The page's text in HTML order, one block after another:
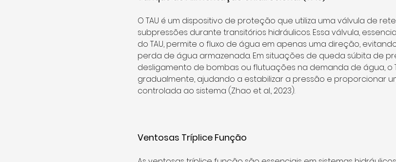
O TAU é um dispositivo de proteção que utiliza uma válvula de
subpressões durante transitórios hidráulicos. Essa válvula,
do TAU, permite o fluxo de água em apenas uma direção,
perda de água armazenada. Em situações de queda súbita de
desligamento de bombas ou flutuações na demanda de água, o
gradualmente, ajudando a estabilizar a pressão e proporcionar
controlada ao sistema (Zhao et al., 2023).
Ventosas Tríplice Função